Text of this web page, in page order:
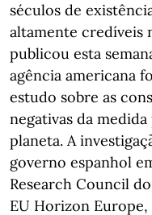
séculos de
altamente credíveis
publicou esta
agência americana
estudo sobre as
negativas da
planeta. A
governo espanhol
Research Council
EU Horizon